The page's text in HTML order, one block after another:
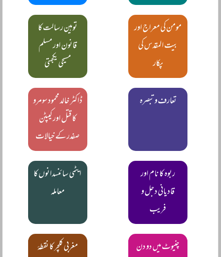
مومن کی معراج اور
بیت المقدس کی
پکار
توہین رسالت کا
قانون اور مسلم
مسیحی یکجہتی
تعارف و تبصرہ
ڈاکٹر خالد محمود سومرو
کا قتل اور کیپٹن
صفدر کے خیالات
ربوہ کا نام اور
قادیانی دجل و
فریب
ایٹمی سائنسدانوں کا
معاملہ
چنیوٹ میں دو دن
مغربی کلچر کا نقطۂ